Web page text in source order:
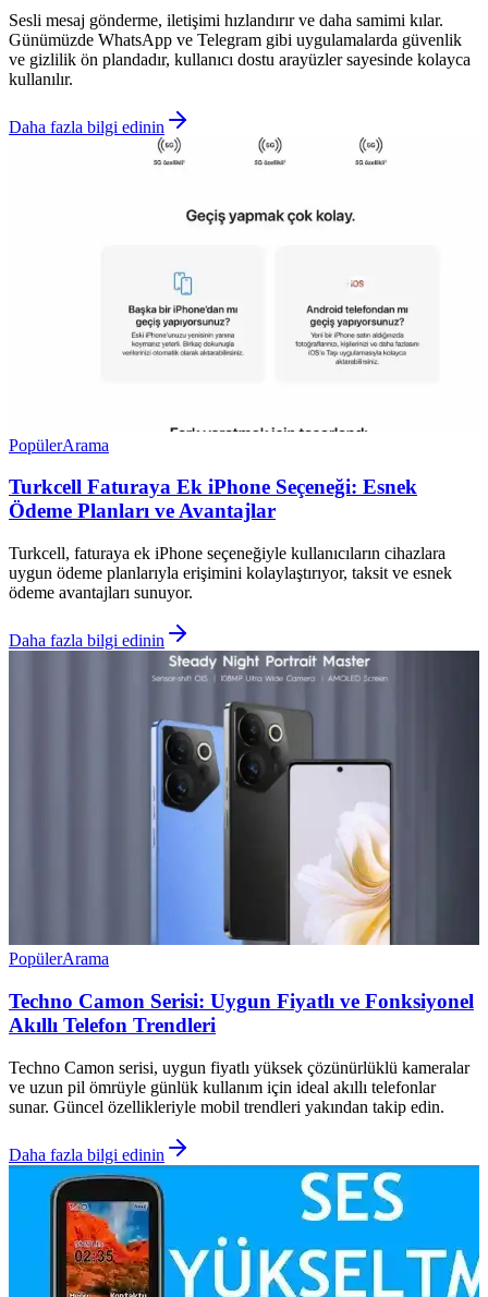
Sesli mesaj gönderme, iletişimi hızlandırır ve daha samimi kılar.
Günümüzde WhatsApp ve Telegram gibi uygulamalarda güvenlik
ve gizlilik ön plandadır, kullanıcı dostu arayüzler sayesinde kolayca
kullanılır.
Daha fazla bilgi edinin
PopülerArama
Turkcell Faturaya Ek iPhone Seçeneği: Esnek
Ödeme Planları ve Avantajlar
Turkcell, faturaya ek iPhone seçeneğiyle kullanıcıların cihazlara
uygun ödeme planlarıyla erişimini kolaylaştırıyor, taksit ve esnek
ödeme avantajları sunuyor.
Daha fazla bilgi edinin
PopülerArama
Techno Camon Serisi: Uygun Fiyatlı ve Fonksiyonel
Akıllı Telefon Trendleri
Techno Camon serisi, uygun fiyatlı yüksek çözünürlüklü kameralar
ve uzun pil ömrüyle günlük kullanım için ideal akıllı telefonlar
sunar. Güncel özellikleriyle mobil trendleri yakından takip edin.
Daha fazla bilgi edinin